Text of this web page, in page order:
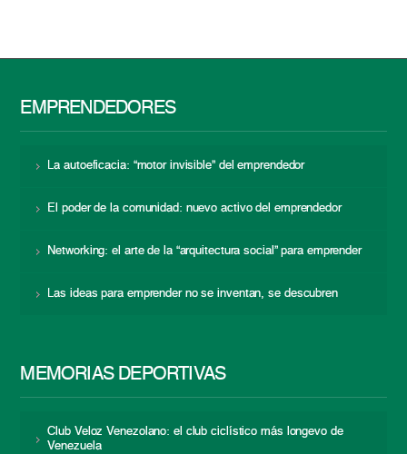
EMPRENDEDORES
La autoeficacia: “motor invisible” del emprendedor
El poder de la comunidad: nuevo activo del emprendedor
Networking: el arte de la “arquitectura social” para emprender
Las ideas para emprender no se inventan, se descubren
MEMORIAS DEPORTIVAS
Club Veloz Venezolano: el club ciclístico más longevo de
Venezuela